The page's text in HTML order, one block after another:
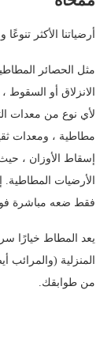
أرضياتنا الأكثر
مثل الحصائر
الانزلاق أو السقوط
لأي نوع من معدات
مطاطية ، ومعدات
إسقاط الأوزان ،
الأرضيات
فقط ضعه مباشرة
يعد المطاط خيارًا
المنزلية (والمرائب
من طوابقك.